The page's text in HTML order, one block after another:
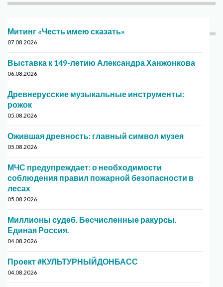
Митинг «Честь имею сказать»
07.08.2026
Выставка к 149-летию Александра Ханжонкова
06.08.2026
Древнерусские музыкальные инструменты:
рожок
05.08.2026
Ожившая древность: главный символ музея
05.08.2026
МЧС предупреждает: о необходимости
соблюдения правил пожарной безопасности в
лесах
05.08.2026
Миллионы судеб. Бесчисленные ракурсы.
Единая Россия.
04.08.2026
Проект #КУЛЬТУРНЫЙДОНБАСС
04.08.2026